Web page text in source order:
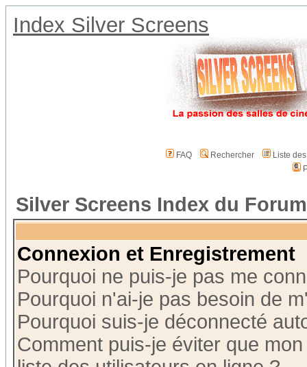
Index Silver Screens
FAQ Rechercher
Liste
Silver Screens Index du Forum
Connexion et Enregistrement
Pourquoi ne puis-je pas me
Pourquoi n'ai-je pas besoin de
Pourquoi suis-je déconnecté
Comment puis-je éviter que